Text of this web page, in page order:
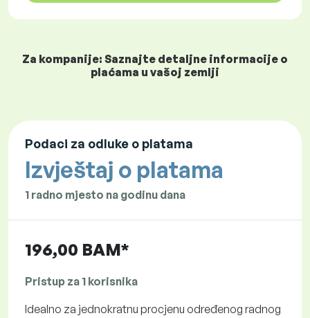
Za kompanije: Saznajte detaljne informacije o
plaćama u vašoj zemlji
Podaci za odluke o platama
Izvještaj o platama
1 radno mjesto na godinu dana
196,00 BAM*
Pristup za 1 korisnika
Idealno za jednokratnu procjenu određenog radnog